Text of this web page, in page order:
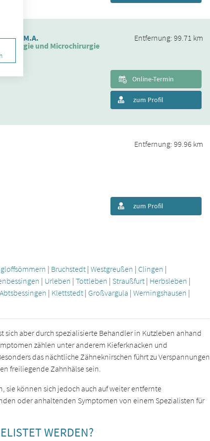
M.A.
und Microchirurgie
Entfernung: 99.71 km
zum Profil
Online-Termin
Entfernung: 99.96 km
zum Profil
| Bruchstedt |Westgreußen | Clingen |
| Urleben |Tottleben | Straußfurt | Herbsleben |
Abtsbessingen | Klettstedt | Großvargula |Werningshausen |
aber durch spezialisierte Behandler in Kutzleben anhand
zählen unter anderem Kieferknacken und
das nächtliche Zähneknirschen führt zu Verspannungen
freiliegende Zahnhälse sein.
sie können sich jedoch auch auf weiter entfernte
oder anhaltenden Symptomen von einem Spezialisten für
WERDEN?